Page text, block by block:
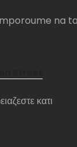
na
κατι